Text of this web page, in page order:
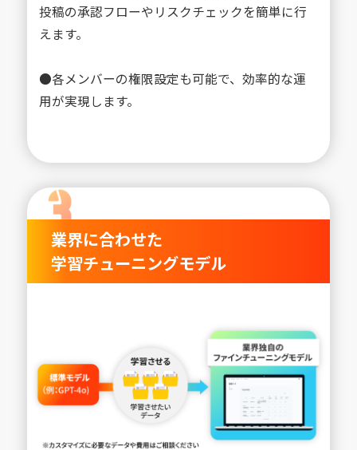
投稿の承認フローやリスクチェックを簡単に行
えます。
●各メンバーの権限設定も可能で、効率的な運
用が実現します。
業界に合わせた
学習チューニングモデル